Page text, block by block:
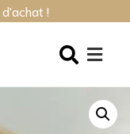
d'achat !